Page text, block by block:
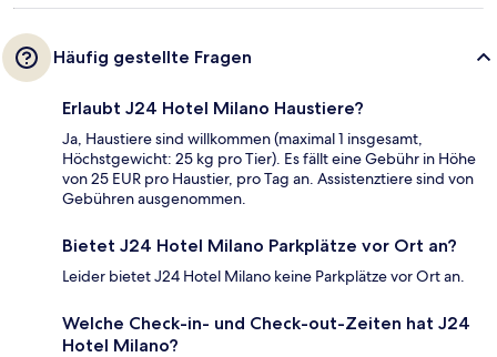
Häufig gestellte Fragen
Erlaubt J24 Hotel Milano Haustiere?
Ja, Haustiere sind willkommen (maximal 1 insgesamt,
Höchstgewicht: 25 kg pro Tier). Es fällt eine Gebühr in Höhe
von 25 EUR pro Haustier, pro Tag an. Assistenztiere sind von
Gebühren ausgenommen.
Bietet J24 Hotel Milano Parkplätze vor Ort an?
Leider bietet J24 Hotel Milano keine Parkplätze vor Ort an.
Welche Check-in- und Check-out-Zeiten hat J24
Hotel Milano?